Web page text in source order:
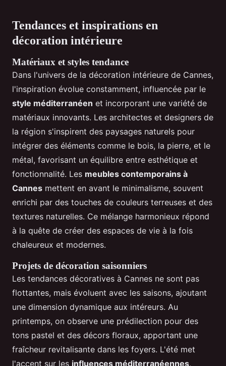
Tendances et inspirations en
décoration intérieure
Matériaux et styles tendance
Dans l'univers de la décoration intérieure de Cannes,
l'inspiration évolue constamment, influencée par le
style méditerranéen et incorporant une variété de
matériaux innovants. Les architectes et designers de
la région s'inspirent des paysages naturels pour
intégrer des éléments comme le bois, la pierre, et le
métal, favorisant un équilibre entre esthétique et
fonctionnalité. Les meubles contemporains à
Cannes mettent en avant le minimalisme, souvent
enrichi par des touches de couleurs terreuses et des
textures naturelles. Ce mélange harmonieux répond
à la quête de créer des espaces de vie à la fois
chaleureux et modernes.
Projets de décoration saisonniers
Les tendances décoratives à Cannes ne sont pas
flottantes, mais évoluent avec les saisons, ajoutant
une dimension dynamique aux intéreurs. Au
printemps, on observe une prédilection pour des
tons pastel et des décors floraux, apportant une
fraîcheur revitalisante dans les foyers. L'été met
l'accent sur les influences méditerranéennes,